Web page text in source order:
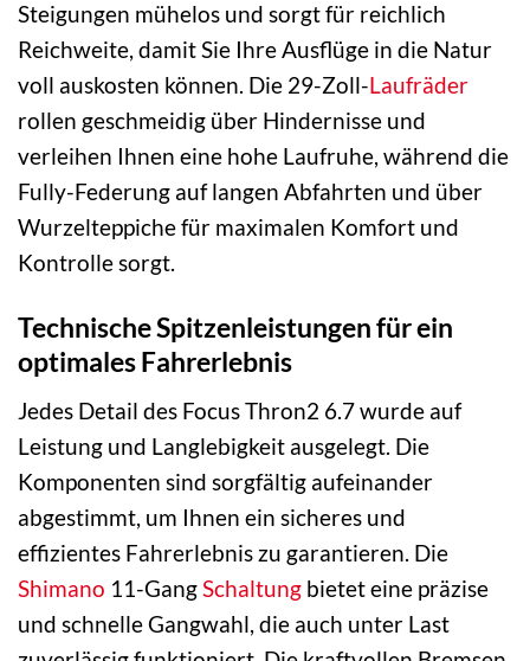
Steigungen mühelos und sorgt für reichlich
Reichweite, damit Sie Ihre Ausflüge in die Natur
voll auskosten können. Die 29-Zoll-Laufräder
rollen geschmeidig über Hindernisse und
verleihen Ihnen eine hohe Laufruhe, während die
Fully-Federung auf langen Abfahrten und über
Wurzelteppiche für maximalen Komfort und
Kontrolle sorgt.
Technische Spitzenleistungen für ein
optimales Fahrerlebnis
Jedes Detail des Focus Thron2 6.7 wurde auf
Leistung und Langlebigkeit ausgelegt. Die
Komponenten sind sorgfältig aufeinander
abgestimmt, um Ihnen ein sicheres und
effizientes Fahrerlebnis zu garantieren. Die
Shimano 11-Gang Schaltung bietet eine präzise
und schnelle Gangwahl, die auch unter Last